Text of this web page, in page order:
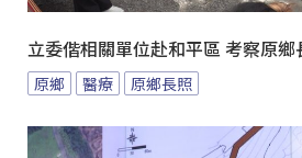
立委偕相關單位赴和平區 考察原鄉
原鄉 醫療 原鄉長照